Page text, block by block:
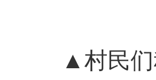
▲村民